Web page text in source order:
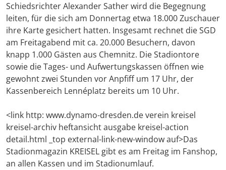
Schiedsrichter Alexander Sather wird die Begegnung
leiten, für die sich am Donnertag etwa 18.000 Zuschauer
ihre Karte gesichert hatten. Insgesamt rechnet die SGD
am Freitagabend mit ca. 20.000 Besuchern, davon
knapp 1.000 Gästen aus Chemnitz. Die Stadiontore
sowie die Tages- und Aufwertungskassen öffnen wie
gewohnt zwei Stunden vor Anpfiff um 17 Uhr, der
Kassenbereich Lennéplatz bereits um 10 Uhr.
<link http: www.dynamo-dresden.de verein kreisel
kreisel-archiv heftansicht ausgabe kreisel-action
detail.html _top external-link-new-window auf>Das
Stadionmagazin KREISEL gibt es am Freitag im Fanshop,
an allen Kassen und im Stadionumlauf.